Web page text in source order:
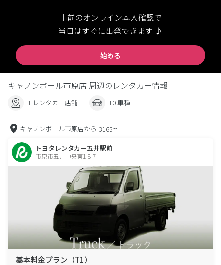
事前のオンライン本人確認で
当日はすぐに出発できます ♪
始める
キャノンボール市原店 周辺のレンタカー情報
1 レンタカー店舗 10 車種
キャノンボール市原店から 3166m
トヨタレンタカー五井駅前
市原市五井中央東1-8-7
基本料金プラン（T1）